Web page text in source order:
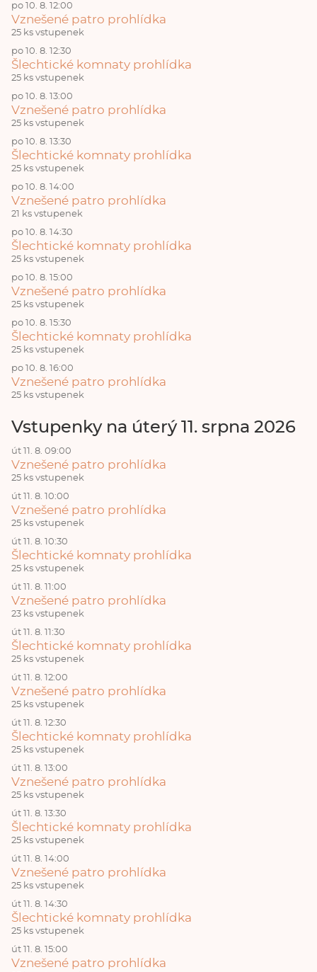
po 10. 8. 12:00
Vznešené patro prohlídka
25 ks vstupenek
po 10. 8. 12:30
Šlechtické komnaty prohlídka
25 ks vstupenek
po 10. 8. 13:00
Vznešené patro prohlídka
25 ks vstupenek
po 10. 8. 13:30
Šlechtické komnaty prohlídka
25 ks vstupenek
po 10. 8. 14:00
Vznešené patro prohlídka
21 ks vstupenek
po 10. 8. 14:30
Šlechtické komnaty prohlídka
25 ks vstupenek
po 10. 8. 15:00
Vznešené patro prohlídka
25 ks vstupenek
po 10. 8. 15:30
Šlechtické komnaty prohlídka
25 ks vstupenek
po 10. 8. 16:00
Vznešené patro prohlídka
25 ks vstupenek
Vstupenky na úterý 11. srpna 2026
út 11. 8. 09:00
Vznešené patro prohlídka
25 ks vstupenek
út 11. 8. 10:00
Vznešené patro prohlídka
25 ks vstupenek
út 11. 8. 10:30
Šlechtické komnaty prohlídka
25 ks vstupenek
út 11. 8. 11:00
Vznešené patro prohlídka
23 ks vstupenek
út 11. 8. 11:30
Šlechtické komnaty prohlídka
25 ks vstupenek
út 11. 8. 12:00
Vznešené patro prohlídka
25 ks vstupenek
út 11. 8. 12:30
Šlechtické komnaty prohlídka
25 ks vstupenek
út 11. 8. 13:00
Vznešené patro prohlídka
25 ks vstupenek
út 11. 8. 13:30
Šlechtické komnaty prohlídka
25 ks vstupenek
út 11. 8. 14:00
Vznešené patro prohlídka
25 ks vstupenek
út 11. 8. 14:30
Šlechtické komnaty prohlídka
25 ks vstupenek
út 11. 8. 15:00
Vznešené patro prohlídka